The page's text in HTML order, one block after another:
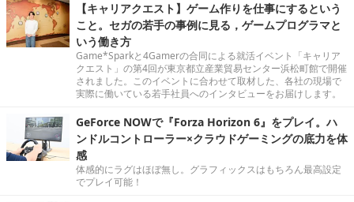
【キャリアクエスト】ゲーム作りを仕事にするという
こと。セガの若手の事例に見る，ゲームプログラマと
いう働き方
Game*Sparkと4Gamerの合同による就活イベント「キャリア
クエスト」の第4回が東京都立産業貿易センター浜松町館で開催
されました。このイベントに合わせて取材した、各社の現場で
実際に働いている若手社員へのインタビューをお届けします。
GeForce NOWで『Forza Horizon 6』をプレイ。ハ
ンドルコントローラー×クラウドゲーミングの底力を体
感
体感的にラグはほぼ無し。グラフィックスはもちろん最高設定
でプレイ可能！